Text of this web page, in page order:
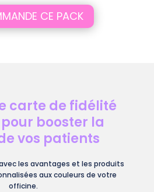
CE PACK
carte de fidélité
booster la
vos patients
les avantages et les produits
aux couleurs de votre
officine.